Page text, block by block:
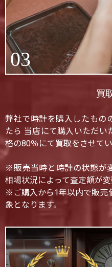
03
買
弊社で時計を購入したもの
たら 当店にて購入いただい
格の80％にて買取をさせてい
※販売当時と時計の状態が
相場状況によって査定額が
※ご購入から1年以内で販売
象となります。